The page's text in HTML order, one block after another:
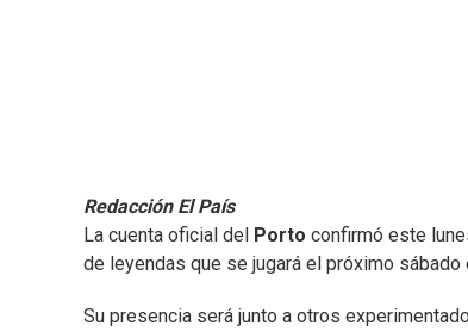
Redacción El País
La cuenta oficial del
Porto confirmó este
de leyendas que se jugará el próximo sábado
Su presencia será junto a otros